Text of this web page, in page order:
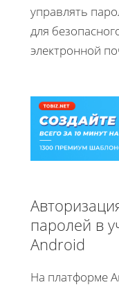
управлять
для
электронной
паролей в
Android
На платформе